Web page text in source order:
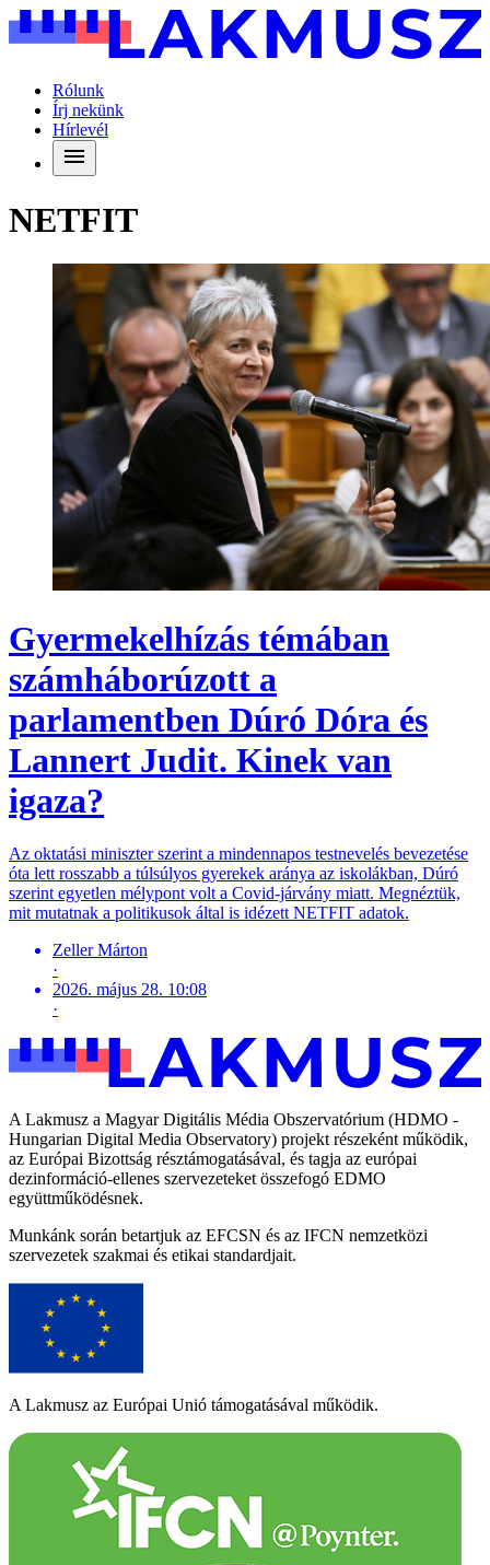
Rólunk
Írj nekünk
Hírlevél
NETFIT
Gyermekelhízás témában
számháborúzott a
parlamentben Dúró Dóra és
Lannert Judit. Kinek van
igaza?
Az oktatási miniszter szerint a mindennapos testnevelés bevezetése
óta lett rosszabb a túlsúlyos gyerekek aránya az iskolákban, Dúró
szerint egyetlen mélypont volt a Covid-járvány miatt. Megnéztük,
mit mutatnak a politikusok által is idézett NETFIT adatok.
Zeller Márton
·
2026. május 28. 10:08
·
A Lakmusz a Magyar Digitális Média Obszervatórium (HDMO -
Hungarian Digital Media Observatory) projekt részeként működik,
az Európai Bizottság résztámogatásával, és tagja az európai
dezinformáció-ellenes szervezeteket összefogó EDMO
együttműködésnek.
Munkánk során betartjuk az EFCSN és az IFCN nemzetközi
szervezetek szakmai és etikai standardjait.
A Lakmusz az Európai Unió támogatásával működik.